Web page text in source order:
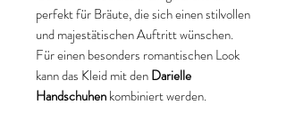
perfekt für Bräute, die sich einen stilvollen
und majestätischen Auftritt wünschen.
Für einen besonders romantischen Look
kann das Kleid mit denDarielle
Handschuhenkombiniert werden.